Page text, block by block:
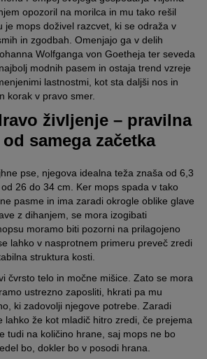
opozoril na morilca in mu tako rešil
je mops doživel razcvet, ki se odraža v
in zgodbah. Omenjajo ga v delih
Wolfganga von Goetheja ter seveda
modnih pasem in ostaja trend vzreje
lastnostmi, kot sta daljši nos in
korak v pravo smer.
življenje – pravilna
samega začetka
pse, njegova idealna teža znaša od 6,3
26 do 34 cm. Ker mops spada v tako
pasme in ima zaradi okrogle oblike glave
z dihanjem, se mora izogibati
moramo biti pozorni na prilagojeno
lahko v nasprotnem primeru preveč zredi
struktura kosti.
čvrsto telo in močne mišice. Zato se mora
ustrezno zaposliti, hkrati pa mu
ki zadovolji njegove potrebe. Zaradi
lahko že kot mladič hitro zredi, če prejema
tudi na količino hrane, saj mops ne bo
bo, dokler bo v posodi hrana.